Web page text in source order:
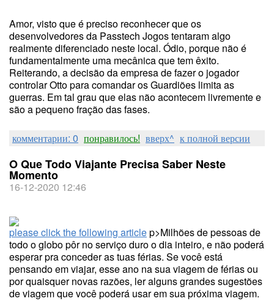
Amor, visto que é preciso reconhecer que os
desenvolvedores da Passtech Jogos tentaram algo
realmente diferenciado neste local. Ódio, porque não é
fundamentalmente uma mecânica que tem êxito.
Reiterando, a decisão da empresa de fazer o jogador
controlar Otto para comandar os Guardiões limita as
guerras. Em tal grau que elas não acontecem livremente e
são a pequeno fração das fases.
комментарии: 0 понравилось! вверх^ к полной версии
O Que Todo Viajante Precisa Saber Neste
Momento
16-12-2020 12:46
please click the following articlep>Milhões de pessoas de
todo o globo pôr no serviço duro o dia inteiro, e não poderá
esperar pra conceder as tuas férias. Se você está
pensando em viajar, esse ano na sua viagem de férias ou
por quaisquer novas razões, ler alguns grandes sugestões
de viagem que você poderá usar em sua próxima viagem.